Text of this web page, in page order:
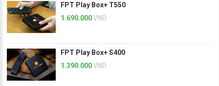
FPT Play Box+ T550
1.690.000VND
FPT Play Box+ S400
1.390.000VND